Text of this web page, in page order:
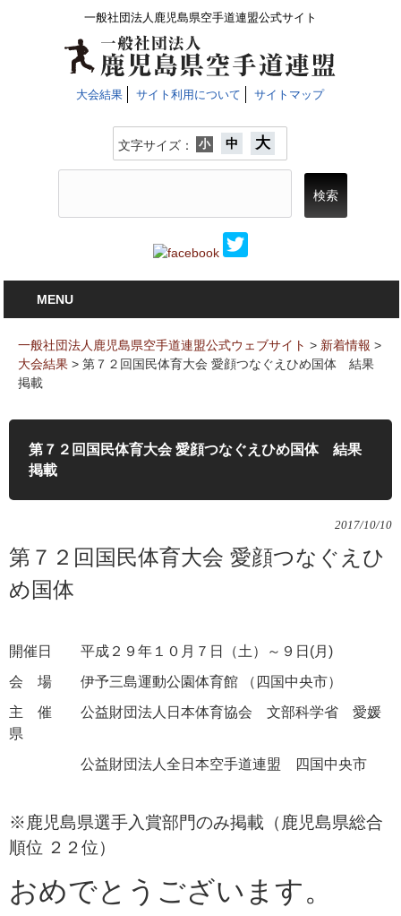
一般社団法人鹿児島県空手道連盟公式サイト
大会結果 サイト利用について サイトマップ
文字サイズ： 小 中 大
MENU
一般社団法人鹿児島県空手道連盟公式ウェブサイト > 新着情報 >
大会結果 > 第７２回国民体育大会 愛顔つなぐえひめ国体 結果
掲載
第７２回国民体育大会 愛顔つなぐえひめ国体 結果
掲載
2017/10/10
第７２回国民体育大会 愛顔つなぐえひ
め国体
開催日 平成２９年１０月７日（土）～９日(月)
会 場 伊予三島運動公園体育館 （四国中央市）
主 催 公益財団法人日本体育協会 文部科学省 愛媛
県
公益財団法人全日本空手道連盟 四国中央市
※鹿児島県選手入賞部門のみ掲載（鹿児島県総合
順位 ２２位）
おめでとうございます。